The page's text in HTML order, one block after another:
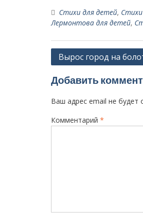
Стихи для детей,
Лермонтова для детей,
в
и
г
а
Вырос город на
Добавить
Ваш адрес email не будет
Комментарий *